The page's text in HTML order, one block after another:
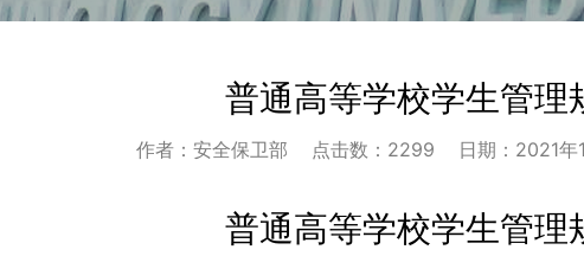
普通高等学校学生管理
作者：安全保卫部 点击数： 2299 日期：2021年
普通高等学校学生管理